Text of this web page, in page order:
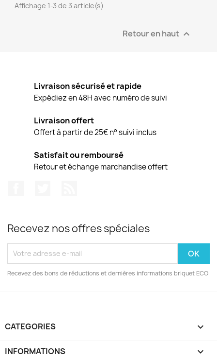
Affichage 1-3 de 3 article(s)
Retour en haut 
Livraison sécurisé et rapide
Expédiez en 48H avec numéro de suivi
Livraison offert
Offert à partir de 25€ n° suivi inclus
Satisfait ou remboursé
Retour et échange marchandise offert
Recevez nos offres spéciales
Recevez des bons de réductions et dernières informations briquet ECO
CATEGORIES 
INFORMATIONS 